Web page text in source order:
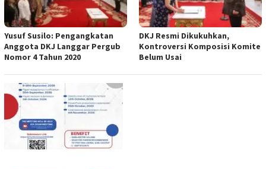
Yusuf Susilo: Pengangkatan
Anggota DKJ Langgar Pergub
Nomor 4 Tahun 2020
DKJ Resmi Dikukuhkan,
Kontroversi Komposisi Komite
Belum Usai